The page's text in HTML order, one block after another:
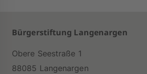
Bürgerstiftung Langenargen
Obere Seestraße 1
88085 Langenargen